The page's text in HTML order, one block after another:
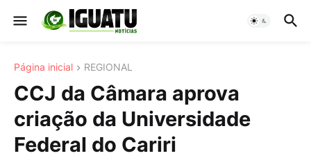
Página inicial REGIONAL
CCJ da Câmara aprova
criação da Universidade
Federal do Cariri